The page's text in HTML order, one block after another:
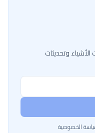
وتحديثات
الخصوصية